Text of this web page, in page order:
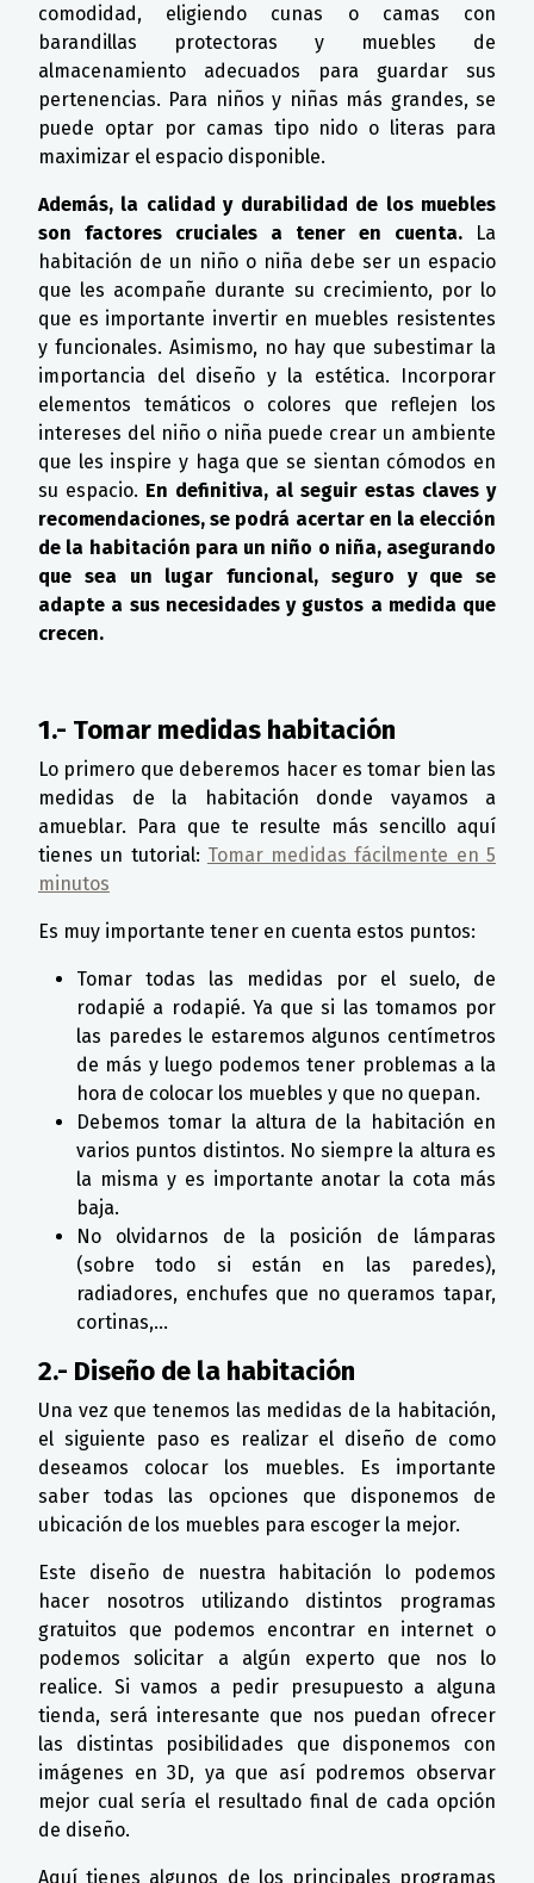
comodidad, eligiendo cunas o camas con
barandillas protectoras y muebles de
almacenamiento adecuados para guardar sus
pertenencias. Para niños y niñas más grandes, se
puede optar por camas tipo nido o literas para
maximizar el espacio disponible.
Además, la calidad y durabilidad de los muebles
son factores cruciales a tener en cuenta. La
habitación de un niño o niña debe ser un espacio
que les acompañe durante su crecimiento, por lo
que es importante invertir en muebles resistentes
y funcionales. Asimismo, no hay que subestimar la
importancia del diseño y la estética. Incorporar
elementos temáticos o colores que reflejen los
intereses del niño o niña puede crear un ambiente
que les inspire y haga que se sientan cómodos en
su espacio. En definitiva, al seguir estas claves y
recomendaciones, se podrá acertar en la elección
de la habitación para un niño o niña, asegurando
que sea un lugar funcional, seguro y que se
adapte a sus necesidades y gustos a medida que
crecen.
1.- Tomar medidas habitación
Lo primero que deberemos hacer es tomar bien las
medidas de la habitación donde vayamos a
amueblar. Para que te resulte más sencillo aquí
tienes un tutorial: Tomar medidas fácilmente en 5
minutos
Es muy importante tener en cuenta estos puntos:
Tomar todas las medidas por el suelo, de
rodapié a rodapié. Ya que si las tomamos por
las paredes le estaremos algunos centímetros
de más y luego podemos tener problemas a la
hora de colocar los muebles y que no quepan.
Debemos tomar la altura de la habitación en
varios puntos distintos. No siempre la altura es
la misma y es importante anotar la cota más
baja.
No olvidarnos de la posición de lámparas
(sobre todo si están en las paredes),
radiadores, enchufes que no queramos tapar,
cortinas,…
2.- Diseño de la habitación
Una vez que tenemos las medidas de la habitación,
el siguiente paso es realizar el diseño de como
deseamos colocar los muebles. Es importante
saber todas las opciones que disponemos de
ubicación de los muebles para escoger la mejor.
Este diseño de nuestra habitación lo podemos
hacer nosotros utilizando distintos programas
gratuitos que podemos encontrar en internet o
podemos solicitar a algún experto que nos lo
realice. Si vamos a pedir presupuesto a alguna
tienda, será interesante que nos puedan ofrecer
las distintas posibilidades que disponemos con
imágenes en 3D, ya que así podremos observar
mejor cual sería el resultado final de cada opción
de diseño.
Aquí tienes algunos de los principales programas